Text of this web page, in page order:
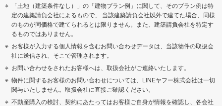
「土地（建築条件なし）」の「建物プラン例」に関して、そのプラン例は特
定の建築請負会社によるもので、 当該建築請負会社以外で建てた場合、同様
のものが同価格で建てられるとは限りません。また、建築請負会社を特定す
るものではありません。
お客様が入力する個人情報を含むお問い合わせデータは、当該物件の取扱会
社に送信され、そこで管理されます。
お問い合わせをされたお客様へは、取扱会社がご連絡いたします。
物件に関するお客様のお問い合わせについては、LINEヤフー株式会社は一切
関与いたしません。取扱会社に直接ご確認ください。
不動産購入の検討、契約にあたってはお客様ご自身が情報を確認し、各会社